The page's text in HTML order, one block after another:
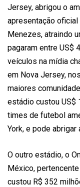
Jersey, abrigou o
apresentação
Menezes, atraindo
pagaram entre US$
veículos na mídia
em Nova Jersey,
maiores
estádio custou US$
times de futebol
York, e pode
O outro estádio, o
México,
custou R$ 352